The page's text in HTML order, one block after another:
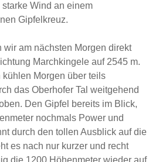
Wind an einem
Gipfelkreuz.
wir am nächsten Morgen direkt
Marchkingele auf 2545 m.
kühlen Morgen über teils
das Oberhofer Tal weitgehend
Den Gipfel bereits im Blick,
nochmals Power und
durch den tollen Ausblick auf die
es nach nur kurzer und recht
die 1200 Höhenmeter wieder auf